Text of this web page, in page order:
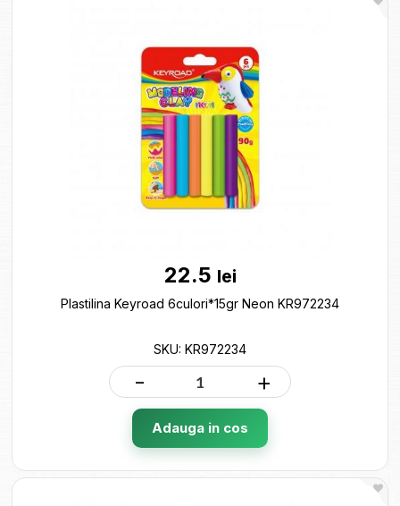
22.5 lei
Plastilina Keyroad 6culori*15gr Neon KR972234
SKU: KR972234
- +
Adauga in cos